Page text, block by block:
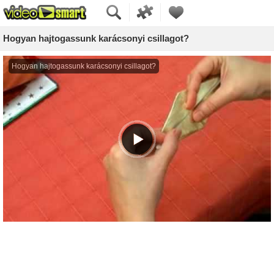
Hogyan hajtogassunk karácsonyi csillagot?